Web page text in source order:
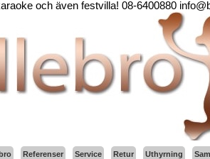
och även festvilla! 08-6400880
Referenser Service Retur Uthyrning